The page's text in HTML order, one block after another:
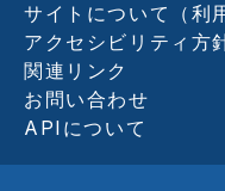
サイトについて（利
アクセシビリティ方
関連リンク
お問い合わせ
APIについて